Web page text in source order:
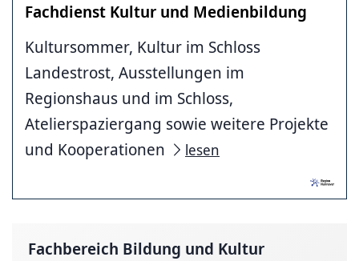
Fachdienst Kultur und Medienbildung
Kultursommer, Kultur im Schloss
Landestrost, Ausstellungen im
Regionshaus und im Schloss,
Atelierspaziergang sowie weitere Projekte
und Kooperationen
lesen
Fachbereich Bildung und Kultur